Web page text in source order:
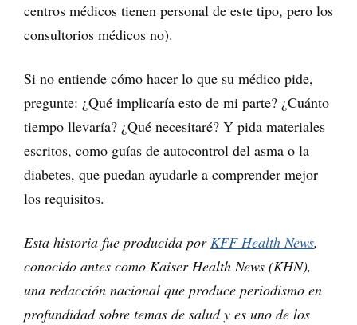
centros médicos tienen personal de este tipo, pero los
consultorios médicos no).
Si no entiende cómo hacer lo que su médico pide,
pregunte: ¿Qué implicaría esto de mi parte? ¿Cuánto
tiempo llevaría? ¿Qué necesitaré? Y pida materiales
escritos, como guías de autocontrol del asma o la
diabetes, que puedan ayudarle a comprender mejor
los requisitos.
Esta historia fue producida porKFF Health News,
conocido antes como Kaiser Health News (KHN),
una redacción nacional que produce periodismo en
profundidad sobre temas de salud y es uno de los